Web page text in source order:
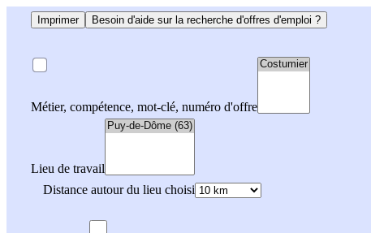
Imprimer Besoin d'aide sur la recherche d'offres d'emploi ?
Métier, compétence, mot-clé, numéro d'offre
Lieu de travail
Distance autour du lieu choisi